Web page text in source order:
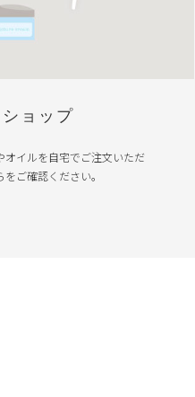
ョップ
イルを自宅でご注文いただ
ご確認ください。